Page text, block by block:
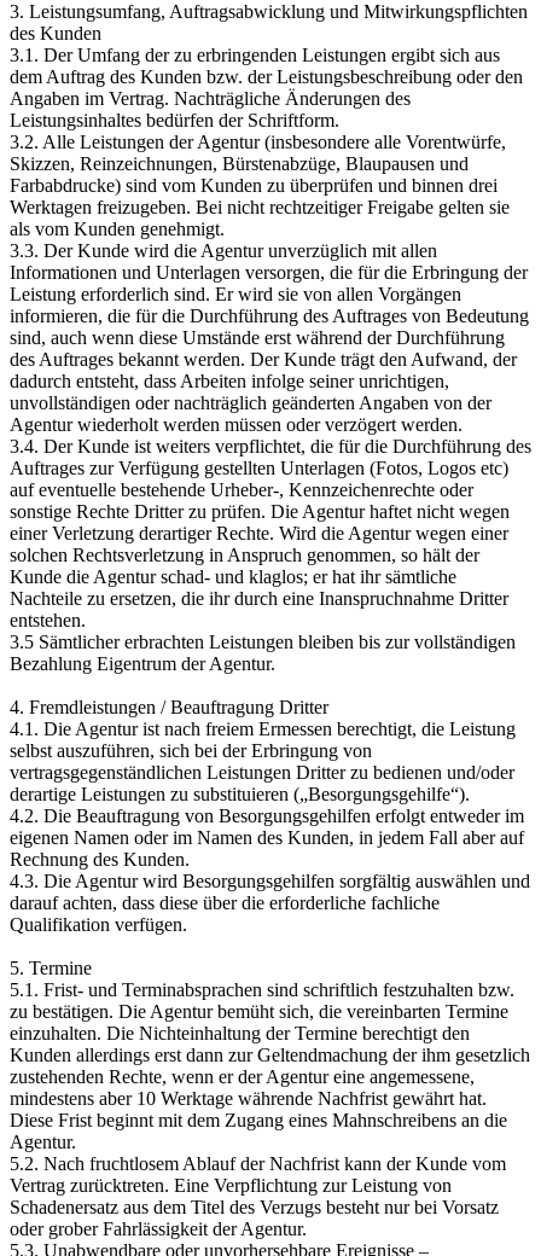
3. Leistungsumfang, Auftragsabwicklung und Mitwirkungspflichten
des Kunden
3.1. Der Umfang der zu erbringenden Leistungen ergibt sich aus
dem Auftrag des Kunden bzw. der Leistungsbeschreibung oder den
Angaben im Vertrag. Nachträgliche Änderungen des
Leistungsinhaltes bedürfen der Schriftform.
3.2. Alle Leistungen der Agentur (insbesondere alle Vorentwürfe,
Skizzen, Reinzeichnungen, Bürstenabzüge, Blaupausen und
Farbabdrucke) sind vom Kunden zu überprüfen und binnen drei
Werktagen freizugeben. Bei nicht rechtzeitiger Freigabe gelten sie
als vom Kunden genehmigt.
3.3. Der Kunde wird die Agentur unverzüglich mit allen
Informationen und Unterlagen versorgen, die für die Erbringung der
Leistung erforderlich sind. Er wird sie von allen Vorgängen
informieren, die für die Durchführung des Auftrages von Bedeutung
sind, auch wenn diese Umstände erst während der Durchführung
des Auftrages bekannt werden. Der Kunde trägt den Aufwand, der
dadurch entsteht, dass Arbeiten infolge seiner unrichtigen,
unvollständigen oder nachträglich geänderten Angaben von der
Agentur wiederholt werden müssen oder verzögert werden.
3.4. Der Kunde ist weiters verpflichtet, die für die Durchführung des
Auftrages zur Verfügung gestellten Unterlagen (Fotos, Logos etc)
auf eventuelle bestehende Urheber-, Kennzeichenrechte oder
sonstige Rechte Dritter zu prüfen. Die Agentur haftet nicht wegen
einer Verletzung derartiger Rechte. Wird die Agentur wegen einer
solchen Rechtsverletzung in Anspruch genommen, so hält der
Kunde die Agentur schad- und klaglos; er hat ihr sämtliche
Nachteile zu ersetzen, die ihr durch eine Inanspruchnahme Dritter
entstehen.
3.5 Sämtlicher erbrachten Leistungen bleiben bis zur vollständigen
Bezahlung Eigentrum der Agentur.
4. Fremdleistungen / Beauftragung Dritter
4.1. Die Agentur ist nach freiem Ermessen berechtigt, die Leistung
selbst auszuführen, sich bei der Erbringung von
vertragsgegenständlichen Leistungen Dritter zu bedienen und/oder
derartige Leistungen zu substituieren („Besorgungsgehilfe“).
4.2. Die Beauftragung von Besorgungsgehilfen erfolgt entweder im
eigenen Namen oder im Namen des Kunden, in jedem Fall aber auf
Rechnung des Kunden.
4.3. Die Agentur wird Besorgungsgehilfen sorgfältig auswählen und
darauf achten, dass diese über die erforderliche fachliche
Qualifikation verfügen.
5. Termine
5.1. Frist- und Terminabsprachen sind schriftlich festzuhalten bzw.
zu bestätigen. Die Agentur bemüht sich, die vereinbarten Termine
einzuhalten. Die Nichteinhaltung der Termine berechtigt den
Kunden allerdings erst dann zur Geltendmachung der ihm gesetzlich
zustehenden Rechte, wenn er der Agentur eine angemessene,
mindestens aber 10 Werktage währende Nachfrist gewährt hat.
Diese Frist beginnt mit dem Zugang eines Mahnschreibens an die
Agentur.
5.2. Nach fruchtlosem Ablauf der Nachfrist kann der Kunde vom
Vertrag zurücktreten. Eine Verpflichtung zur Leistung von
Schadenersatz aus dem Titel des Verzugs besteht nur bei Vorsatz
oder grober Fahrlässigkeit der Agentur.
5.3. Unabwendbare oder unvorhersehbare Ereignisse –